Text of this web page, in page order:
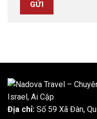
Địa chỉ: Số 59 Xã Đàn,